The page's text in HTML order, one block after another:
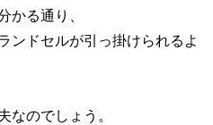
かる通り、
ンドセルが引っ掛けられるよ
なのでしょう。